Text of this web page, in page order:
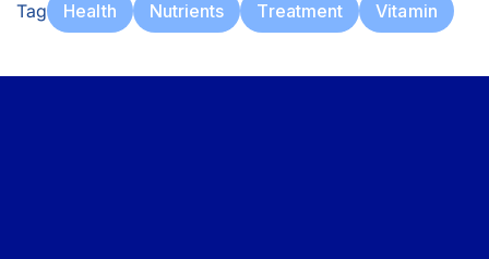
Tag
Health Nutrients Treatment Vitamin